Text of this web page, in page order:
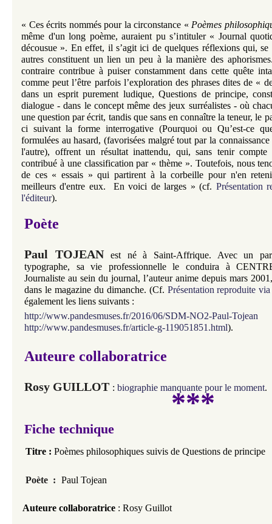
« Ces écrits nommés pour la circonstance « Poèmes
même d'un long poème, auraient pu s’intituler « Journal
décousue ». En effet, il s’agit ici de quelques réflexions qui, se
autres constituent un lien un peu à la manière des
contraire contribue à puiser constamment dans cette quête
comme peut l’être parfois l’exploration des phrases dites de «
dans un esprit purement ludique, Questions de principe,
dialogue - dans le concept même des jeux surréalistes - où
une question par écrit, tandis que sans en connaître la teneur, le
ci suivant la forme interrogative (Pourquoi ou Qu’est-ce
formulées au hasard, (favorisées malgré tout par la
l'autre), offrent un résultat inattendu, qui, sans tenir
contribué à une classification par « thème ». Toutefois, nous
de ces « essais » qui partirent à la corbeille pour n'en
meilleurs d'entre eux. En voici de larges »(cf. Présentation
l'éditeur).
Poète
Paul TOJEANest né à Saint-Affrique. Avec un
typographe, sa vie professionnelle le conduira à
Journaliste au sein du journal, l’auteur anime depuis mars
dans le magazine du dimanche. (Cf. Présentation reproduite
également les liens suivants :
http://www.pandesmuses.fr/2016/06/SDM-NO2-Paul-Tojean
http://www.pandesmuses.fr/article-g-119051851.html).
Auteure collaboratrice
Rosy GUILLOT : biographie manquante pour le moment.
***
Fiche technique
Titre : Poèmes philosophiques suivis de Questions de principe
Poète : Paul Tojean
Auteure collaboratrice : Rosy Guillot